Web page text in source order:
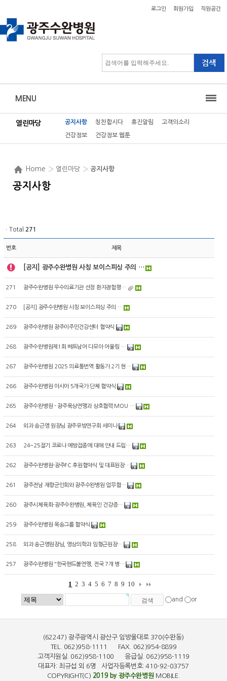
로그인 회원가입 직원공간
MENU
열린마당 공지사항 칭찬합시다 휴진알림 고객의소리
건강정보 건강정보 웹툰
Home › 열린마당 › 공지사항
공지사항
ㆍTotal 271
번호 제목
[공지] 광주수완병원 사칭 보이스피싱 주의 …
271 광주수완병원 우수의료기관 선정 환자경험평…
270 [공지] 광주수완병원 사칭 보이스피싱 주의 …
269 광주수완병원 광주이주민건강센터 협약식
268 광주수완병원제1회 베트남어 다모아 어울림 …
267 광주수완병원 2025 의료통번역 활동가 2기 현…
266 광주수완병원 아시아 5개국가 단체 협약식
265 광주수완병원 - 광주육상연맹과 상호협력 MOU …
264 외과 송근영 원장님 광주유방연구회 세미나
263 24~25절기 코로나 예방접종에 대해 안내 드립…
262 광주수완병원-광주FC 후원협약식 및 대표원장…
261 광주전남 재향군인회와 광주수완병원 업무협…
260 광주시체육회-광주수완병원, 체육인 건강증…
259 광주수완병원 목송그룹 협약식
258 외과 송근영원장님, 영상의학과 임형근원장…
257 광주수완병원 "한국핸드볼연맹, 전국 7개 병…
1 2 3 4 5 6 7 8 9 10
and or
(62247) 광주광역시 광산구 임방울대로 370(수완동)
TEL. 062)958-1111 FAX. 062)954-8899
고객지원실. 062)958-1100 응급실. 062)958-1119
대표자: 최규섭 외 6명 사업자등록번호: 410-92-03757
COPYRIGHT(C) 2019 by 광주수완병원 MOBILE.